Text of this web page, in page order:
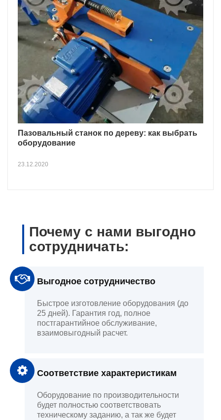
Пазовальный станок по дереву: как выбрать
оборудование
23.12.2020
Почему с нами выгодно
сотрудничать:
Выгодное сотрудничество
Быстрое изготовление оборудования (до
25 дней). Гарантия год, полное
постгарантийное обслуживание,
взаимовыгодный расчет.
Соответствие характеристикам
Оборудование по производительности
будет полностью соответствовать
техническому заданию, а так же будет